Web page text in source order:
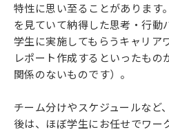
特性に思い至ることがあります
を見ていて納得した思考・行動
学生に実施してもらうキャリア
レポート作成するといったもの
関係のないものです）。
チーム分けやスケジュールなど
後は、ほぼ学生にお任せでワー